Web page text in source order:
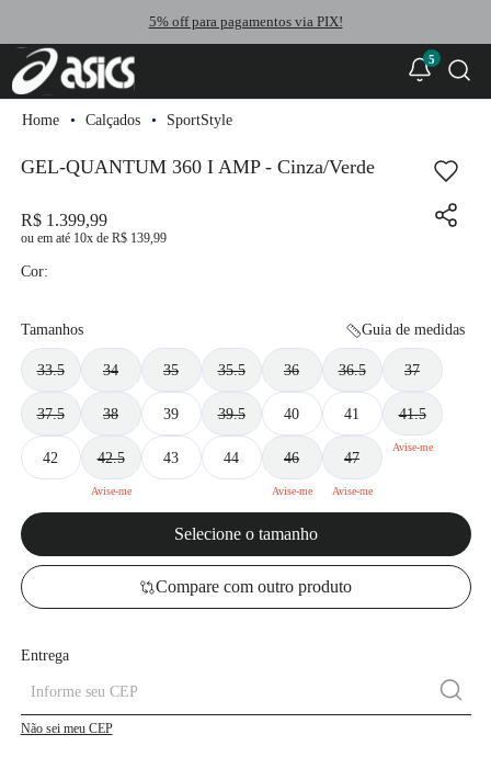
5% off para pagamentos via PIX!
5
Calçados SportStyle
GEL-QUANTUM 360 I AMP - Cinza/Verde
R$ 1.399,99
ou 10xde R$ 139,99
Cor:
Tamanhos Guia de medidas
33.5 34 35 35.5 36 36.5 37
37.5 38 39 39.5 40 41 41.5
42 42.5 43 44 46 47
Selecione o tamanho
Compare com outro produto
Entrega
Não sei meu CEP